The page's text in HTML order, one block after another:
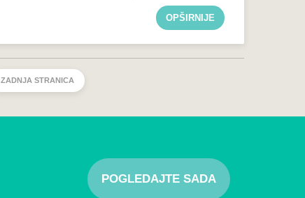
OPŠIRNIJE
ZADNJA STRANICA
POGLEDAJTE SADA